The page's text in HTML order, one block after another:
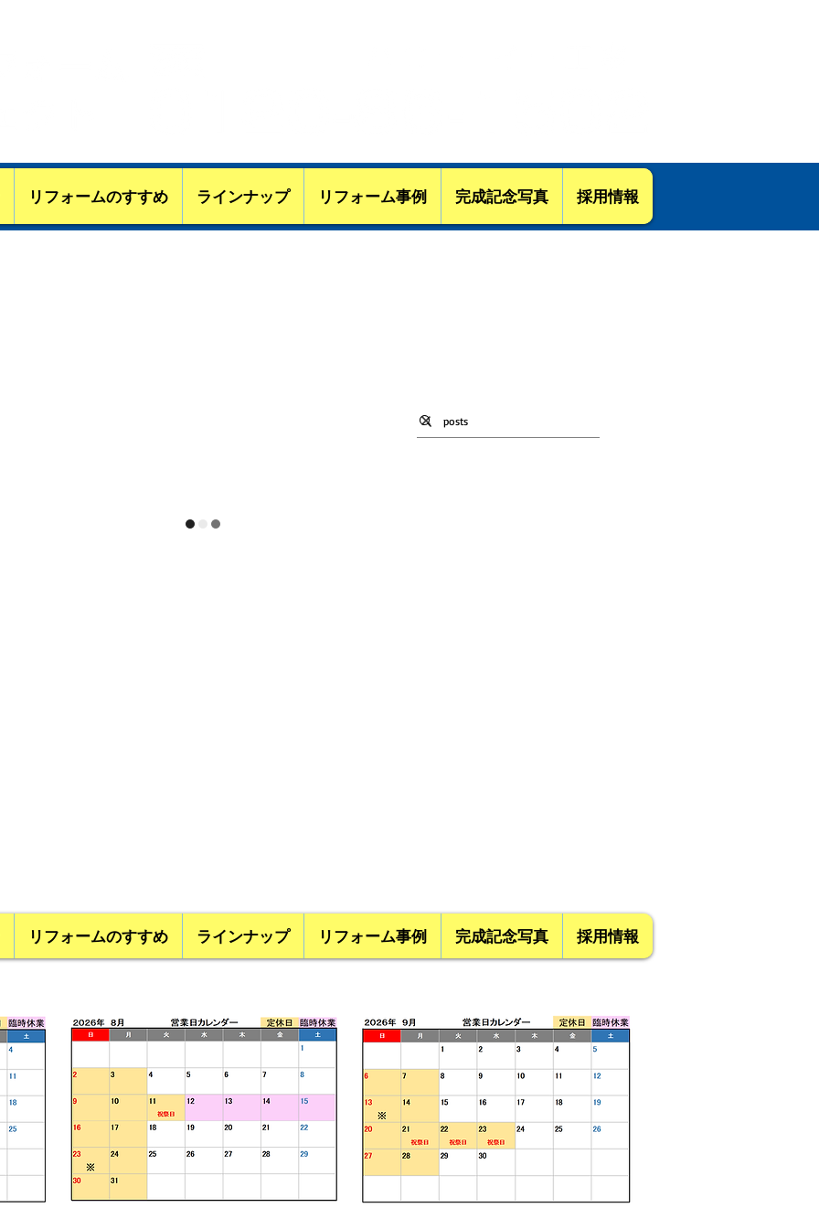
リフォームのすすめ ラインナップ リフォーム事例 完成記念写真 採用情報
リフォームのすすめ ラインナップ リフォーム事例 完成記念写真 採用情報